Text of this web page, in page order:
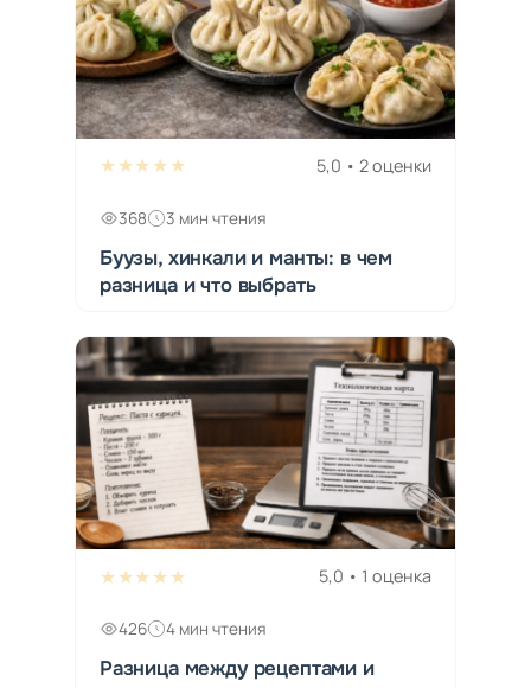
★★★★★ 5,0 • 2 оценки
368 3 мин чтения
Буузы, хинкали и манты: в чем
разница и что выбрать
★★★★★ 5,0 • 1 оценка
426 4 мин чтения
Разница между рецептами и